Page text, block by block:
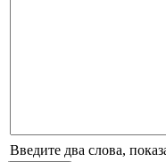
Введите два слова,